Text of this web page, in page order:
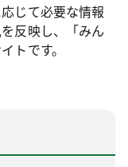
じて必要な情報
反映し、「みん
トです。